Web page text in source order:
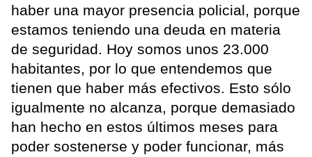
haber una mayor presencia policial, porque
estamos teniendo una deuda en materia
de seguridad. Hoy somos unos 23.000
habitantes, por lo que entendemos que
tienen que haber más efectivos. Esto sólo
igualmente no alcanza, porque demasiado
han hecho en estos últimos meses para
poder sostenerse y poder funcionar, más